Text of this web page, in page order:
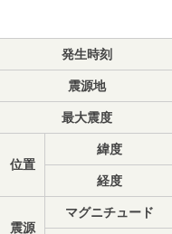
発生時刻
震源地
最大震度
位置
緯度
経度
震源
マグニチュード